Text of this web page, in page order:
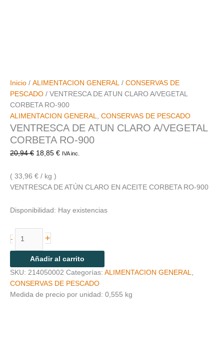
Inicio / ALIMENTACION GENERAL / CONSERVAS DE
PESCADO / VENTRESCA DE ATUN CLARO A/VEGETAL
CORBETA RO-900
ALIMENTACION GENERAL, CONSERVAS DE PESCADO
VENTRESCA DE ATUN CLARO A/VEGETAL
CORBETA RO-900
20,94€ 18,85 € IVA inc.
( 33,96 € / kg )
VENTRESCA DE ATÚN CLARO EN ACEITE CORBETA RO-900
Disponibilidad: Hay existencias
- +
Añadir al carrito
SKU: 214050002 Categorías: ALIMENTACION GENERAL
CONSERVAS DE PESCADO
Medida de precio por unidad: 0,555 kg